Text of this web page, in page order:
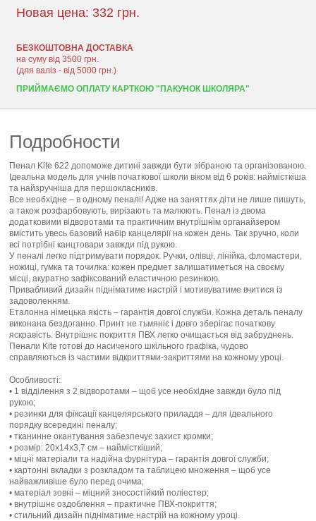
Новая цена: 332 грн.
БЕЗКОШТОВНА ДОСТАВКА
на суму від 3500 грн.
(для валіз - від 5000 грн.)
ПРИЙМАЄМО ОПЛАТУ КАРТКОЮ "ПАКУНОК ШКОЛЯРА"
Подробности
Пенал Kite 622 допоможе дитині завжди бути зібраною та організованою.
Ідеальна модель для учнів початкової школи віком від 6 років: наймісткіша
та найзручніша для першокласників.
Все необхідне – в одному пеналі! Адже на заняттях діти не лише пишуть,
а також розфарбовують, вирізають та малюють. Пенал із двома
додатковими відворотами та практичним внутрішнім органайзером
вмістить увесь базовий набір канцелярії на кожен день. Так зручно, коли
всі потрібні канцтовари завжди під рукою.
У пеналі легко підтримувати порядок. Ручки, олівці, лінійка, фломастери,
ножиці, гумка та точилка: кожен предмет залишатиметься на своєму
місці, акуратно зафіксований еластичною резинкою.
Привабливий дизайн підніматиме настрій і мотивуватиме вчитися із
задоволенням.
Еталонна німецька якість – гарантія довгої служби. Кожна деталь пеналу
виконана бездоганно. Принт не тьмяніє і довго зберігає початкову
яскравість. Внутрішнє покриття ПВХ легко очищається від забруднень.
Пенали Kite готові до насиченого шкільного графіка, чудово
справляються із частими відкриттями-закриттями на кожному уроці.
Особливості:
• 1 відділення з 2 відворотами – щоб усе необхідне завжди було під
рукою;
• резинки для фіксації канцелярського приладдя – для ідеального
порядку всередині пеналу;
• тканинне окантування забезпечує захист кромки;
• розмір: 20x14x3,7 см – наймісткіший;
• міцні матеріали та надійна фурнітура – гарантія довгої служби;
• картонні вкладки з розкладом та таблицею множення – щоб усе
найважливіше було перед очима;
• матеріал зовні – міцний зносостійкий поліестер;
• внутрішнє оздоблення – практичне ПВХ-покриття;
• стильний дизайн підніматиме настрій на кожному уроці.